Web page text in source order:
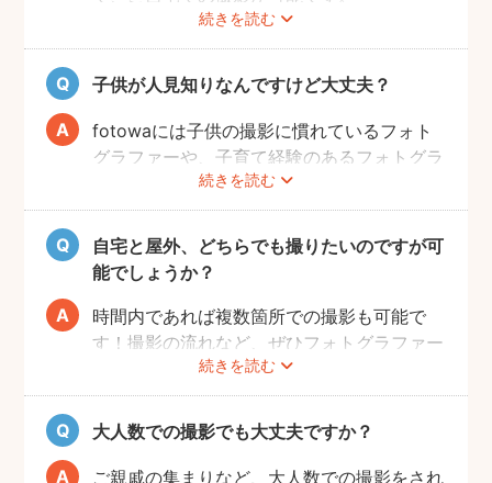
続きを読む
ご家族みなさんが撮りやすい場所をご指定い
ただければと思います。
子供が人見知りなんですけど大丈夫？
続きを読む
fotowaには子供の撮影に慣れているフォト
グラファーや、子育て経験のあるフォトグラ
ファーがたくさんいます！お子様のペースに
合わせて撮影をするので、人見知りのお子様
でも自然な表情を引き出してくれます。
自宅と屋外、どちらでも撮りたいのですが可
能でしょうか？
続きを読む
時間内であれば複数箇所での撮影も可能で
す！撮影の流れなど、ぜひフォトグラファー
に相談してみてください。
大人数での撮影でも大丈夫ですか？
ご親戚の集まりなど、大人数での撮影をされ